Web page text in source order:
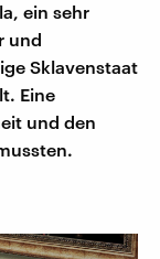
ein sehr
und
Sklavenstaat
Eine
und den